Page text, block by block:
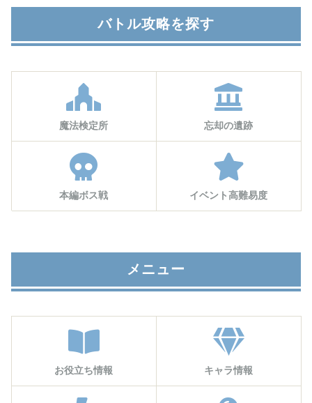
バトル攻略を探す
魔法検定所 忘却の遺跡
本編ボス戦 イベント高難易度
メニュー
お役立ち情報 キャラ情報